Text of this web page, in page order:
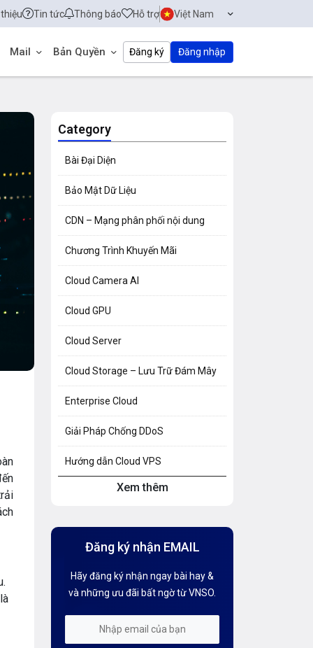
Tin tức Thông báo Hỗ trợ Việt Nam
Mail Bản Quyền Đăng ký Đăng nhập
Category
Bài Đại Diện
Bảo Mật Dữ Liệu
CDN – Mạng phân phối nội dung
Chương Trình Khuyến Mãi
Cloud Camera AI
Cloud GPU
Cloud Server
Cloud Storage – Lưu Trữ Đám Mây
Enterprise Cloud
Giải Pháp Chống DDoS
Hướng dẫn Cloud VPS
Hướng dẫn Hosting
Hướng dẫn Tên miền
Kiến thức AI
Mỗi tuần 01 Server
Xem thêm
Đăng ký nhận EMAIL
Hãy đăng ký nhận ngay bài hay &
và những ưu đãi bất ngờ từ VNSO.